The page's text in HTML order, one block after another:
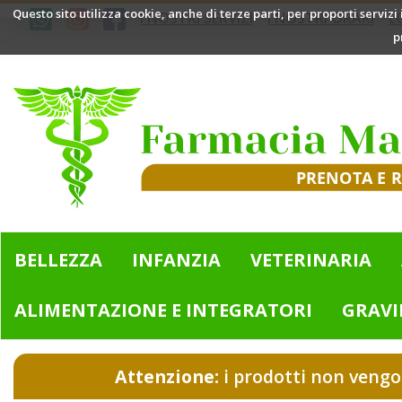
Passa
Questo sito utilizza cookie, anche di terze parti, per proporti
I NOSTRI SERVIZI I NOSTRI ORARI
Mazzini
Bologna
BELLEZZA INFANZIA VETERINARIA
ALIMENTAZIONE E INTEGRATORI
Attenzione: i prodotti non